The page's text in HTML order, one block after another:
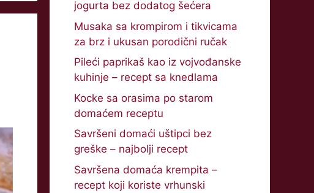
jogurta bez dodatog šećera
Musaka sa krompirom i tikvicama
za brz i ukusan porodični ručak
Pileći paprikaš kao iz vojvođanske
kuhinje – recept sa knedlama
Kocke sa orasima po starom
domaćem receptu
Savršeni domaći uštipci bez
greške – najbolji recept
Savršena domaća krempita –
recept koji koriste vrhunski